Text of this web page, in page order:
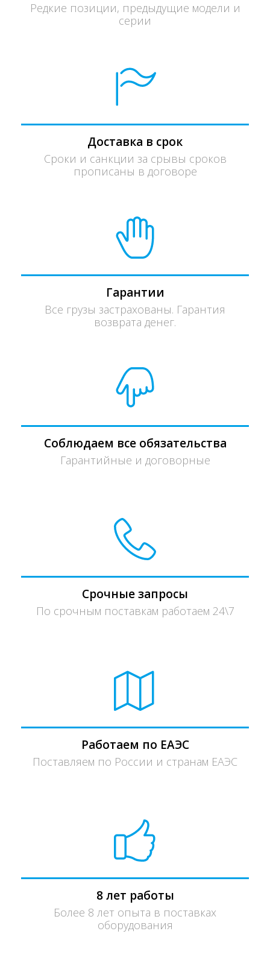
Редкие позиции, предыдущие модели и
серии
Доставка в срок
Сроки и санкции за срывы сроков
прописаны в договоре
Гарантии
Все грузы застрахованы. Гарантия
возврата денег.
Соблюдаем все обязательства
Гарантийные и договорные
Срочные запросы
По срочным поставкам работаем 24\7
Работаем по ЕАЭС
Поставляем по России и странам ЕАЭС
8 лет работы
Более 8 лет опыта в поставках
оборудования